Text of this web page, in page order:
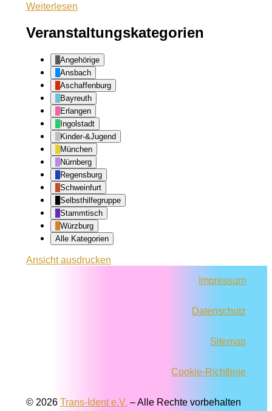
Erlangen
Weiterlesen
Veranstaltungskategorien
Angehörige
Ansbach
Aschaffenburg
Bayreuth
Erlangen
Ingolstadt
Kinder-&Jugend
München
Nürnberg
Regensburg
Schweinfurt
Selbsthilfegruppe
Stammtisch
Würzburg
Alle Kategorien
Ansichtausdrucken
Impressum
Datenschutz
Sitemap
Cookie-Richtlinie
© 2026 Trans-Ident e.V. – Alle Rechte vorbehalten